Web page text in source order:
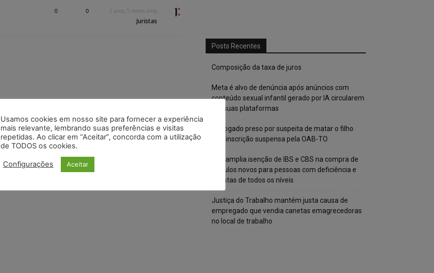
0 0 2 anos, 5 meses atrás
Juristas
Posts Recentes
Composição da taxa de juros
Meta é alvo de denúncia após anúncios com
conteúdo sexual infantil gerado por IA circularem
em suas plataformas
Advogado preso por suspeita de matar o filho
tem inscrição suspensa pela OAB-TO
STF amplia isenção de IBS e CBS na compra de
veículos novos para pessoas com deficiência e
autistas de todos os níveis
Justiça do Trabalho mantém justa causa de
empregado que vendia canetas emagrecedoras
no local de trabalho
Usamos cookies em nosso site para fornecer a experiência
mais relevante, lembrando suas preferências e visitas
repetidas. Ao clicar em “Aceitar”, concorda com a utilização
de TODOS os cookies.
Configurações Aceitar